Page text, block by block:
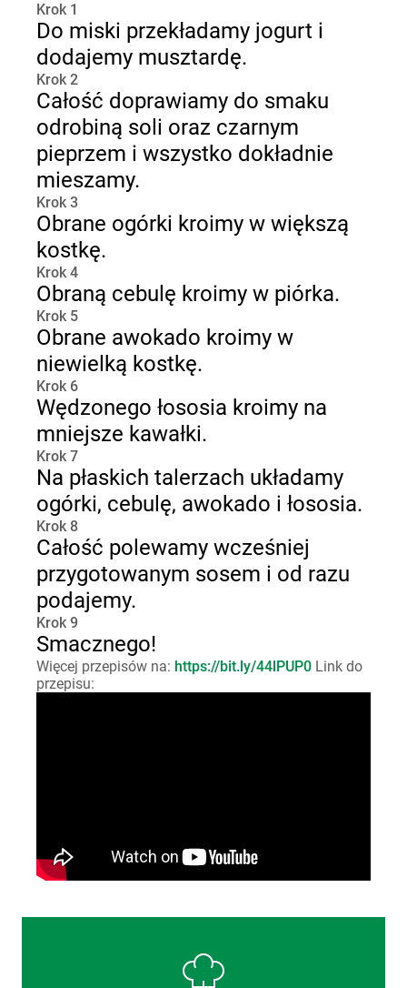
Krok 1
Do miski przekładamy jogurt i
dodajemy musztardę.
Krok 2
Całość doprawiamy do smaku
odrobiną soli oraz czarnym
pieprzem i wszystko dokładnie
mieszamy.
Krok 3
Obrane ogórki kroimy w większą
kostkę.
Krok 4
Obraną cebulę kroimy w piórka.
Krok 5
Obrane awokado kroimy w
niewielką kostkę.
Krok 6
Wędzonego łososia kroimy na
mniejsze kawałki.
Krok 7
Na płaskich talerzach układamy
ogórki, cebulę, awokado i łososia.
Krok 8
Całość polewamy wcześniej
przygotowanym sosem i od razu
podajemy.
Krok 9
Smacznego!
Więcej przepisów na: https://bit.ly/44lPUP0 Link do
przepisu: